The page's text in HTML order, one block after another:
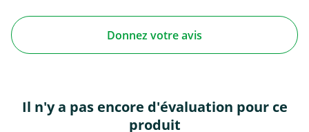
Donnez votre avis
Il n'y a pas encore d'évaluation pour ce
produit